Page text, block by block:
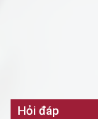
Hỏi đáp